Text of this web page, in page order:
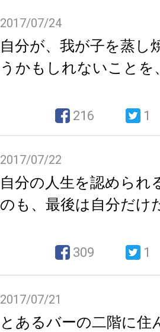
2017/07/24
自分が、我が子を蒸し
うかもしれないことを
216 1
2017/07/22
自分の人生を認められ
のも、最後は自分だけ
309 1
2017/07/21
とあるバーの二階に住